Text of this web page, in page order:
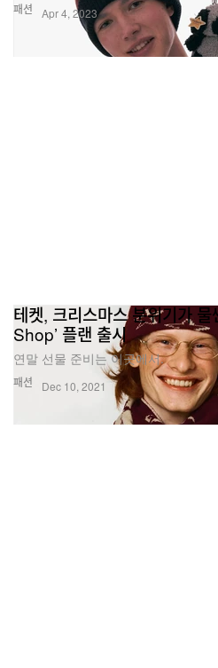
패션 Apr 4, 2023
패션
테켓, 크리스마스 분위기가
Shop’ 플랜 출시
연말 선물 준비는 이곳에서.
Dec 10, 2021